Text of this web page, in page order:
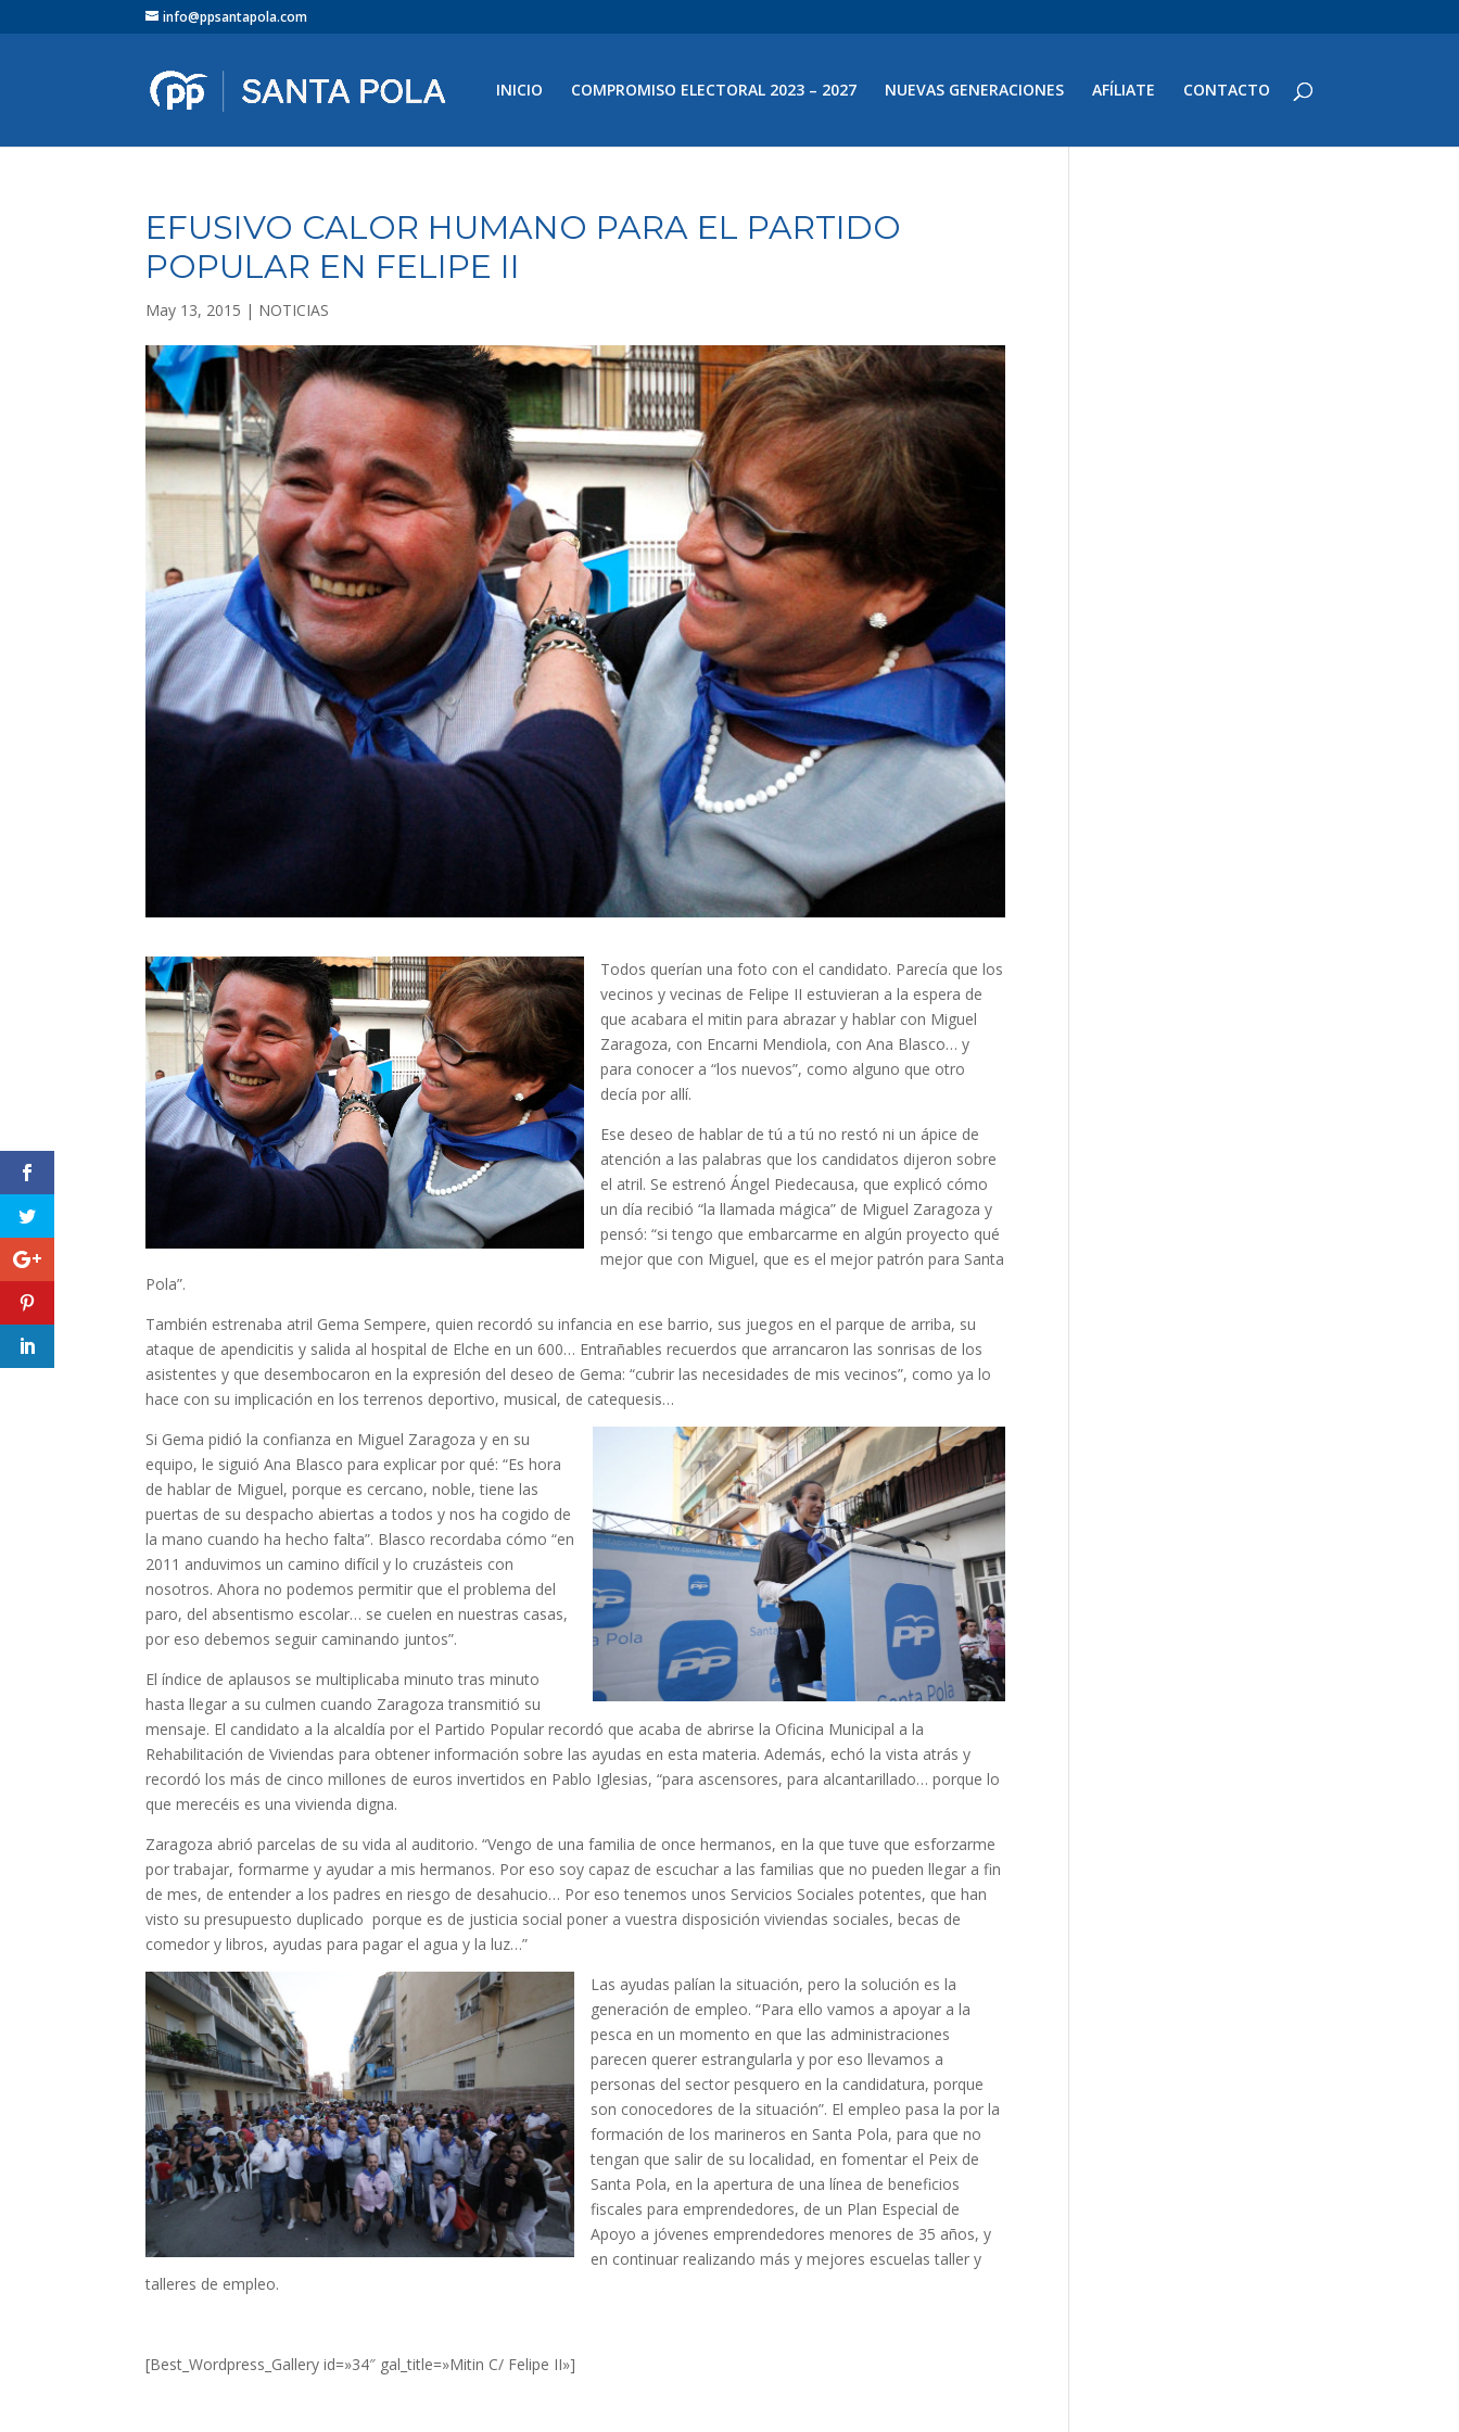
info@ppsantapola.com
INICIO COMPROMISO ELECTORAL 2023 – 2027 NUEVAS GENERACIONES AFÍLIATE CONTACTO
EFUSIVO CALOR HUMANO PARA EL PARTIDO
POPULAR EN FELIPE II
May 13, 2015 | NOTICIAS
Todos querían una foto con el candidato. Parecía que los
vecinos y vecinas de Felipe II estuvieran a la espera de
que acabara el mitin para abrazar y hablar con Miguel
Zaragoza, con Encarni Mendiola, con Ana Blasco… y
para conocer a “los nuevos”, como alguno que otro
decía por allí.
Ese deseo de hablar de tú a tú no restó ni un ápice de
atención a las palabras que los candidatos dijeron sobre
el atril. Se estrenó Ángel Piedecausa, que explicó cómo
un día recibió “la llamada mágica” de Miguel Zaragoza y
pensó: “si tengo que embarcarme en algún proyecto qué
mejor que con Miguel, que es el mejor patrón para Santa
Pola”.
También estrenaba atril Gema Sempere, quien recordó su infancia en ese barrio, sus juegos en el parque de arriba, su
ataque de apendicitis y salida al hospital de Elche en un 600… Entrañables recuerdos que arrancaron las sonrisas de los
asistentes y que desembocaron en la expresión del deseo de Gema: “cubrir las necesidades de mis vecinos”, como ya lo
hace con su implicación en los terrenos deportivo, musical, de catequesis…
Si Gema pidió la confianza en Miguel Zaragoza y en su
equipo, le siguió Ana Blasco para explicar por qué: “Es hora
de hablar de Miguel, porque es cercano, noble, tiene las
puertas de su despacho abiertas a todos y nos ha cogido de
la mano cuando ha hecho falta”. Blasco recordaba cómo “en
2011 anduvimos un camino difícil y lo cruzásteis con
nosotros. Ahora no podemos permitir que el problema del
paro, del absentismo escolar… se cuelen en nuestras casas,
por eso debemos seguir caminando juntos”.
El índice de aplausos se multiplicaba minuto tras minuto
hasta llegar a su culmen cuando Zaragoza transmitió su
mensaje. El candidato a la alcaldía por el Partido Popular recordó que acaba de abrirse la Oficina Municipal a la
Rehabilitación de Viviendas para obtener información sobre las ayudas en esta materia. Además, echó la vista atrás y
recordó los más de cinco millones de euros invertidos en Pablo Iglesias, “para ascensores, para alcantarillado… porque lo
que merecéis es una vivienda digna.
Zaragoza abrió parcelas de su vida al auditorio. “Vengo de una familia de once hermanos, en la que tuve que esforzarme
por trabajar, formarme y ayudar a mis hermanos. Por eso soy capaz de escuchar a las familias que no pueden llegar a fin
de mes, de entender a los padres en riesgo de desahucio… Por eso tenemos unos Servicios Sociales potentes, que han
visto su presupuesto duplicado porque es de justicia social poner a vuestra disposición viviendas sociales, becas de
comedor y libros, ayudas para pagar el agua y la luz…”
Las ayudas palían la situación, pero la solución es la
generación de empleo. “Para ello vamos a apoyar a la
pesca en un momento en que las administraciones
parecen querer estrangularla y por eso llevamos a
personas del sector pesquero en la candidatura, porque
son conocedores de la situación”. El empleo pasa la por la
formación de los marineros en Santa Pola, para que no
tengan que salir de su localidad, en fomentar el Peix de
Santa Pola, en la apertura de una línea de beneficios
fiscales para emprendedores, de un Plan Especial de
Apoyo a jóvenes emprendedores menores de 35 años, y
en continuar realizando más y mejores escuelas taller y
talleres de empleo.
[Best_Wordpress_Gallery id=»34″ gal_title=»Mitin C/ Felipe II»]